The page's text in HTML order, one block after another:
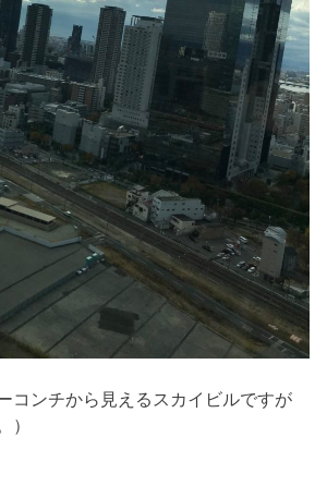
コンチから見えるスカイビルですが
）